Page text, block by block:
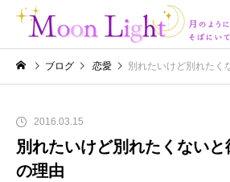
ブログ 恋愛 別れたいけど別れたくな
2016.03.15
別れたいけど別れたくない
の理由